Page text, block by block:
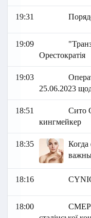
19:31
19:09
Орестократія
19:03
25.06.2023
18:51
Сито
кингмейкер
18:35
18:16
18:00